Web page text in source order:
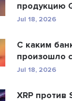
продукцию
за кри...
Jul 18, 2026
С каким
произошло
Allah...
Jul 18, 2026
XRP против